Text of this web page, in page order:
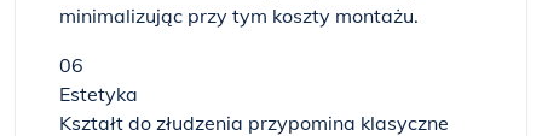
minimalizując przy tym koszty montażu.
06
Estetyka
Kształt do złudzenia przypomina klasyczne